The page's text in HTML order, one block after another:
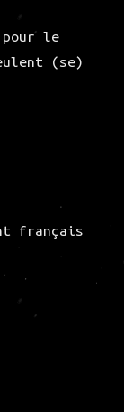
pour le
(se)
français